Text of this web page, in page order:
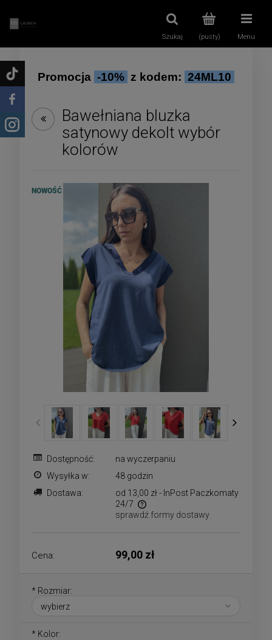
(pusty)
Szukaj Menu
Promocja -10% z kodem: 24ML10
Bawełniana bluzka
satynowy dekolt wybór
kolorów
NOWOŚĆ
Dostępność:
na wyczerpaniu
Wysyłka w:
48 godzin
Dostawa:
od 13,00 zł - InPost Paczkomaty
24/7
Cena nie zawiera ewentualnych kosztów płatności
sprawdź formy dostawy
Cena: 99,00 zł
* Rozmiar:
* Kolor: